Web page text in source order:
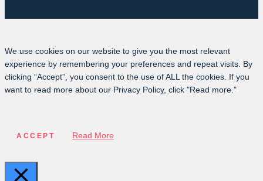
We use cookies on our website to give you the most relevant
experience by remembering your preferences and repeat visits. By
clicking “Accept”, you consent to the use of ALL the cookies. If you
want to read more about our Privacy Policy, click "Read more."
ACCEPT Read More